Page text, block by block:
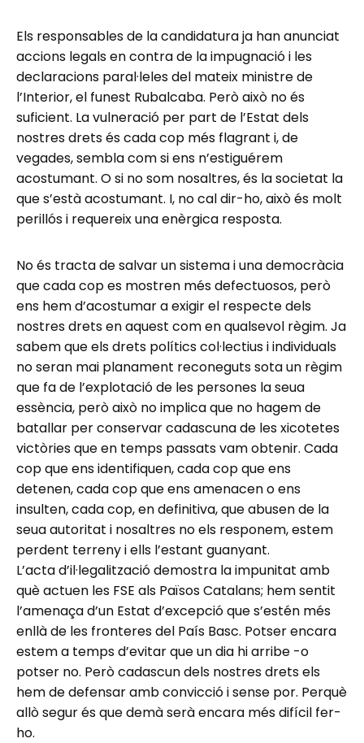
Els responsables de la candidatura ja han anunciat
accions legals en contra de la impugnació i les
declaracions paral·leles del mateix ministre de
l’Interior, el funest Rubalcaba. Però això no és
suficient. La vulneració per part de l’Estat dels
nostres drets és cada cop més flagrant i, de
vegades, sembla com si ens n’estiguérem
acostumant. O si no som nosaltres, és la societat la
que s’està acostumant. I, no cal dir-ho, això és molt
perillós i requereix una enèrgica resposta.
No és tracta de salvar un sistema i una democràcia
que cada cop es mostren més defectuosos, però
ens hem d’acostumar a exigir el respecte dels
nostres drets en aquest com en qualsevol règim. Ja
sabem que els drets polítics col·lectius i individuals
no seran mai planament reconeguts sota un règim
que fa de l’explotació de les persones la seua
essència, però això no implica que no hagem de
batallar per conservar cadascuna de les xicotetes
victòries que en temps passats vam obtenir. Cada
cop que ens identifiquen, cada cop que ens
detenen, cada cop que ens amenacen o ens
insulten, cada cop, en definitiva, que abusen de la
seua autoritat i nosaltres no els responem, estem
perdent terreny i ells l’estant guanyant.
L’acta d’il·legalització demostra la impunitat amb
què actuen les FSE als Països Catalans; hem sentit
l’amenaça d’un Estat d’excepció que s’estén més
enllà de les fronteres del País Basc. Potser encara
estem a temps d’evitar que un dia hi arribe -o
potser no. Però cadascun dels nostres drets els
hem de defensar amb convicció i sense por. Perquè
allò segur és que demà serà encara més difícil fer-
ho.